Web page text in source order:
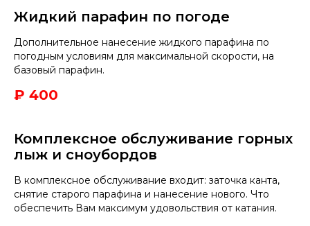
Жидкий парафин по погоде
Дополнительное нанесение жидкого парафина по
погодным условиям для максимальной скорости, на
базовый парафин.
₽ 400
Комплексное обслуживание горных
лыж и сноубордов
В комплексное обслуживание входит: заточка канта,
снятие старого парафина и нанесение нового. Что
обеспечить Вам максимум удовольствия от катания.